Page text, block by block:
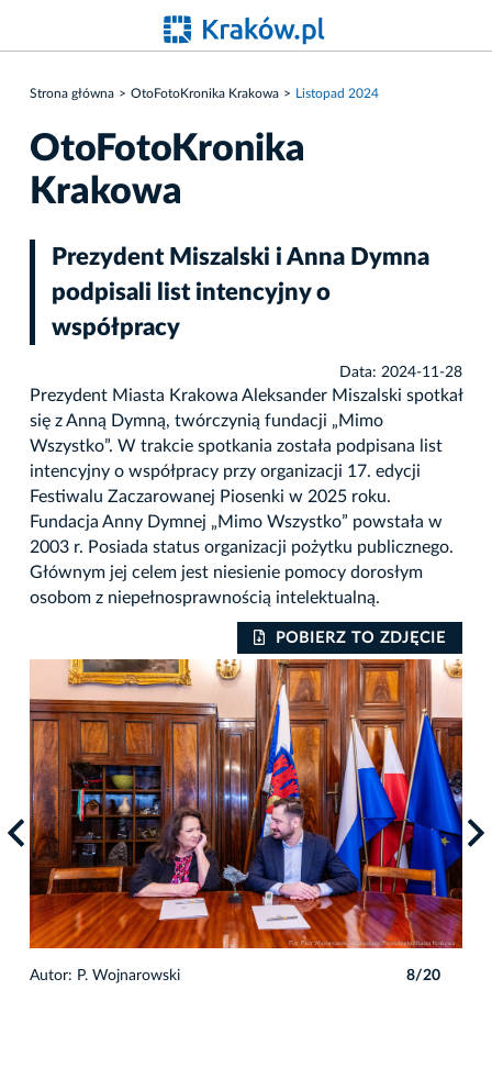
Strona główna OtoFotoKronika Krakowa Listopad 2024
OtoFotoKronika
Krakowa
Prezydent Miszalski i Anna Dymna
podpisali list intencyjny o
współpracy
Data: 2024-11-28
Prezydent Miasta Krakowa Aleksander Miszalski spotkał
się z Anną Dymną, twórczynią fundacji „Mimo
Wszystko”. W trakcie spotkania została podpisana list
intencyjny o współpracy przy organizacji 17. edycji
Festiwalu Zaczarowanej Piosenki w 2025 roku.
Fundacja Anny Dymnej „Mimo Wszystko” powstała w
2003 r. Posiada status organizacji pożytku publicznego.
Głównym jej celem jest niesienie pomocy dorosłym
osobom z niepełnosprawnością intelektualną.
POBIERZ TO ZDJĘCIE
Autor: P. Wojnarowski 8/20